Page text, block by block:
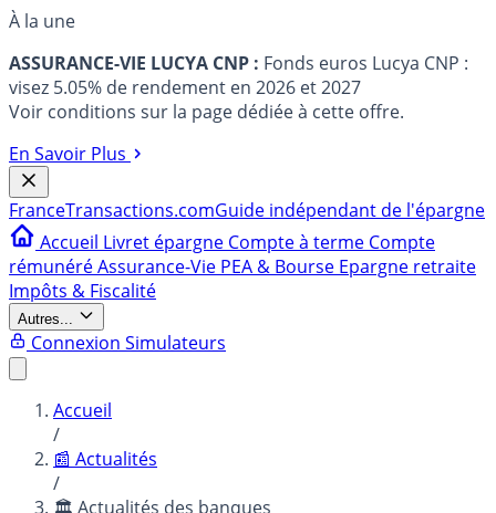
À la une
ASSURANCE-VIE LUCYA CNP : Fonds euros Lucya CNP :
visez 5.05% de rendement en 2026 et 2027
Voir conditions sur la page dédiée à cette offre.
En Savoir Plus
FranceTransactions.comGuide indépendant de l'épargne
Accueil Livret épargne Compte à terme Compte
rémunéréAssurance-Vie PEA & Bourse Epargne retraite
Impôts & Fiscalité
Autres...
Connexion Simulateurs
Accueil
/
📰 Actualités
/
🏛️ Actualités des banques